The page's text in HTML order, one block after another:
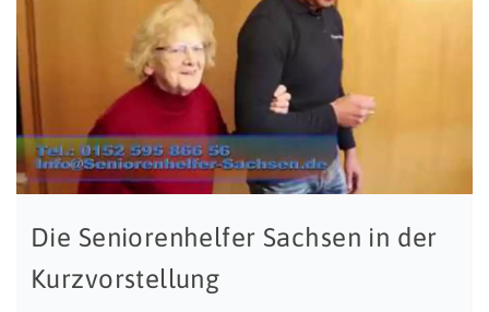
Die Seniorenhelfer Sachsen in der
Kurzvorstellung